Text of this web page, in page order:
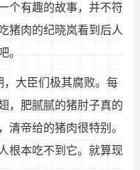
个有趣的故事，并不符
猪肉的纪晓岚看到后人
。
大臣们极其腐败。每
，肥腻腻的猪肘子真的
清帝给的猪肉很特别。
根本吃不到它。就算现